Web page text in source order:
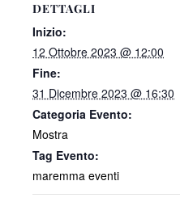
DETTAGLI
Inizio:
12 Ottobre 2023 @ 12:00
Fine:
31 Dicembre 2023 @ 16:30
Categoria Evento:
Mostra
Tag Evento:
maremma eventi